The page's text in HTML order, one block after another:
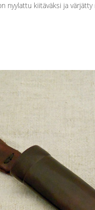
nyylattu kiitäväksi ja värjätty